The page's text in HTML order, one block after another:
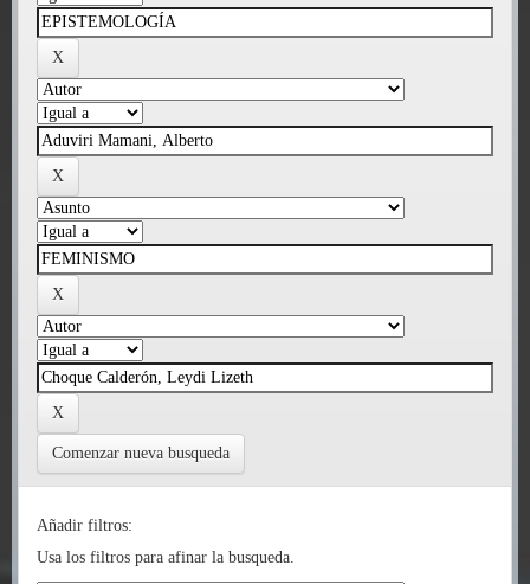
Comenzar nueva busqueda
Añadir filtros:
Usa los filtros para afinar la busqueda.